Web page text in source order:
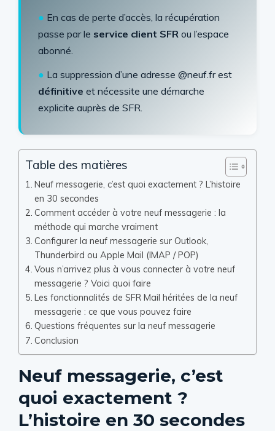
● En cas de perte d’accès, la récupération
passe par le service client SFR ou l’espace
abonné.
● La suppression d’une adresse @neuf.fr est
définitive et nécessite une démarche
explicite auprès de SFR.
Table des matières
Neuf messagerie, c’est quoi exactement ? L’histoire
en 30 secondes
Comment accéder à votre neuf messagerie : la
méthode qui marche vraiment
Configurer la neuf messagerie sur Outlook,
Thunderbird ou Apple Mail (IMAP / POP)
Vous n’arrivez plus à vous connecter à votre neuf
messagerie ? Voici quoi faire
Les fonctionnalités de SFR Mail héritées de la neuf
messagerie : ce que vous pouvez faire
Questions fréquentes sur la neuf messagerie
Conclusion
Neuf messagerie, c’est
quoi exactement ?
L’histoire en 30 secondes